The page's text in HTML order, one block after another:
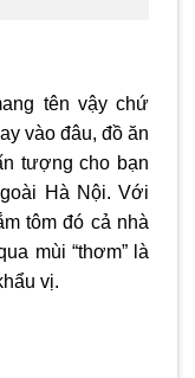
tên vậy chứ
vào đâu, đồ ăn
tượng cho bạn
Hà Nội. Với
tôm đó cả nhà
mùi “thơm” là
vị.